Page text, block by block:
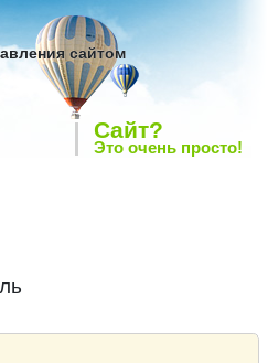
сайтом
Сайт?
Это очень просто!